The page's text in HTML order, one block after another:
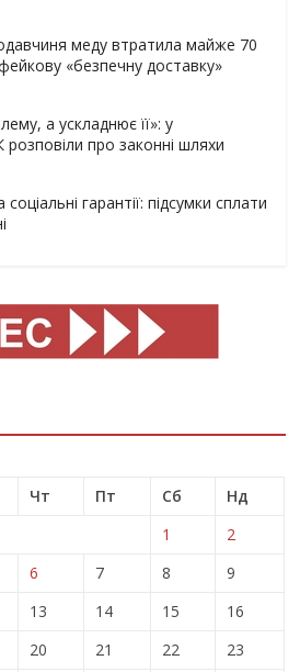
меду втратила майже 70
«безпечну доставку»
а ускладнює її»: у
про законні шляхи
гарантії: підсумки сплати
Чт Пт Сб
Нд
1
2
6 7 8
9
13 14 15
16
20 21 22
23